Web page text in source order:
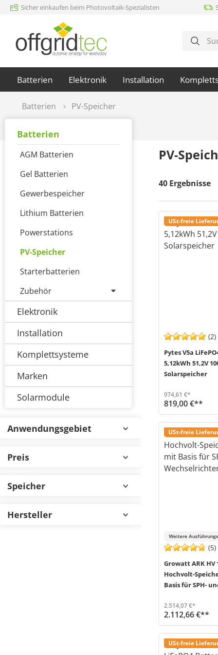
Hauptinhalt springen
Zur Suche springen
Zur Hauptnavigation springen
Sicher einkaufen beim Photovoltaik-Spezialisten
Batterien Elektronik Installation
Batterien PV-Speicher
Batterien
AGM Batterien
Gel Batterien
Gewerbespeicher
Lithium Batterien
Powerstations
PV-Speicher
Starterbatterien
Zubehör
Elektronik
Installation
Komplettsysteme
Marken
Solarmodule
Anwendungsgebiet
Preis
Speicher
Hersteller
PV-
40 Ergebnisse
USt-freie
(2)
Pytes V5a
5,12kWh 51,2V
Solarspeicher
974,61 €*
819,00 €**
USt-freie
Weitere
(5)
Growatt ARK HV
Hochvolt-
Basis für SPH-
2.514,07 €*
2.112,66 €**
USt-freie